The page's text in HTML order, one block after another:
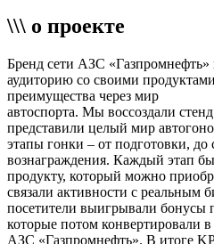
\\\ о проекте
Бренд сети АЗС
аудиторию со своими
преимущества через мир
автоспорта. Мы воссоздали
представили целый мир
этапы гонки – от подготовки, до
вознаграждения. Каждый этап
продукту, который можно
связали активности с реальным
посетители выигрывали бонусы
которые потом конвертировали
АЗС «Газпромнефть». В итоге